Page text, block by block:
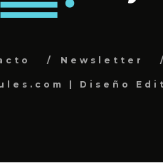
Newsletter
| Diseño